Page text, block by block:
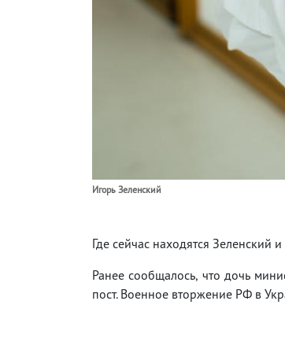
Игорь Зеленский
Где сейчас находятся Зеленский
Ранее сообщалось, что дочь
пост. Военное вторжение РФ в